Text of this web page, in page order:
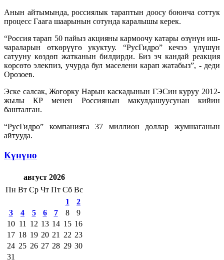
Анын айтымында, россиялык тараптын доосу боюнча соттук
процесс Гаага шаарынын сотунда каралышы керек.
“Россия тарап 50 пайыз акцияны кармоочу катары өзүнүн иш-
чараларын өткөрүүгө укуктуу. “РусГидро” кечээ үлүшүн
сатууну көздөп жатканын билдирди. Биз эч кандай реакция
көрсөтө элекпиз, учурда бул маселени карап жатабыз”, - деди
Орозоев.
Эске салсак, Жогорку Нарын каскадынын ГЭСин куруу 2012-
жылы КР менен Россиянын макулдашуусунан кийин
башталган.
“РусГидро” компанияга 37 миллион доллар жумшаганын
айтууда.
Күнүнө
август 2026
Пн Вт Ср Чт Пт Сб Вс
1
2
3
4 5 6 7 8
9
10 11 12 13 14 15 16
17 18 19 20 21 22 23
24 25 26 27 28 29 30
31